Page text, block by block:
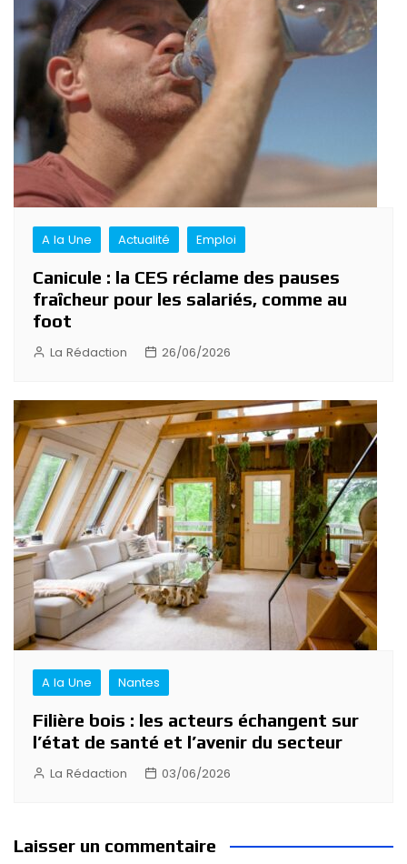
A la Une Actualité Emploi
Canicule : la CES réclame des pauses
fraîcheur pour les salariés, comme au
foot
La Rédaction 26/06/2026
A la Une Nantes
Filière bois : les acteurs échangent sur
l’état de santé et l’avenir du secteur
La Rédaction 03/06/2026
Laisser un commentaire